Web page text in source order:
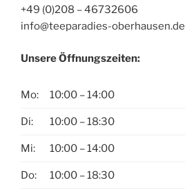
+49 (0)208 – 46732606
info@teeparadies-oberhausen.de
Unsere Öffnungszeiten:
Mo: 10:00 – 14:00
Di: 10:00 – 18:30
Mi: 10:00 – 14:00
Do: 10:00 – 18:30